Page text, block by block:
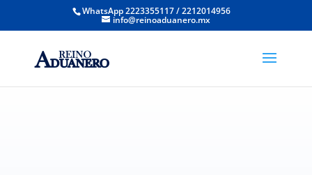
WhatsApp 2223355117 / 2212014956
info@reinoaduanero.mx